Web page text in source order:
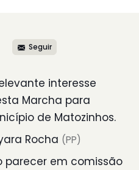
Seguir
interesse
Marcha para
de Matozinhos.
Rocha (PP)
parecer em comissão